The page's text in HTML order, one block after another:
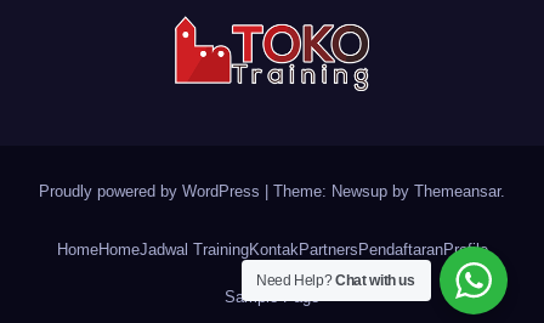
Proudly powered by WordPress | Theme: Newsup by Themeansar.
HomeHomeJadwal TrainingKontakPartners PendaftaranProfile
Sample Page
Need Help?Chat with us